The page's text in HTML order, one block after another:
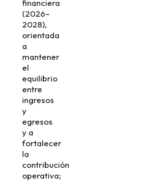
financiera
(2026–
2028),
orientada
a
mantener
el
equilibrio
entre
ingresos
y
egresos
y a
fortalecer
la
contribución
operativa;